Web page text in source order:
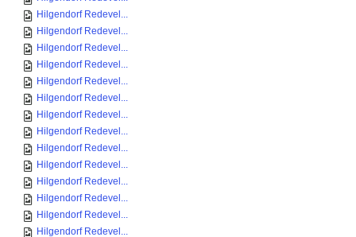
Hilgendorf Redevel...
Hilgendorf Redevel...
Hilgendorf Redevel...
Hilgendorf Redevel...
Hilgendorf Redevel...
Hilgendorf Redevel...
Hilgendorf Redevel...
Hilgendorf Redevel...
Hilgendorf Redevel...
Hilgendorf Redevel...
Hilgendorf Redevel...
Hilgendorf Redevel...
Hilgendorf Redevel...
Hilgendorf Redevel...